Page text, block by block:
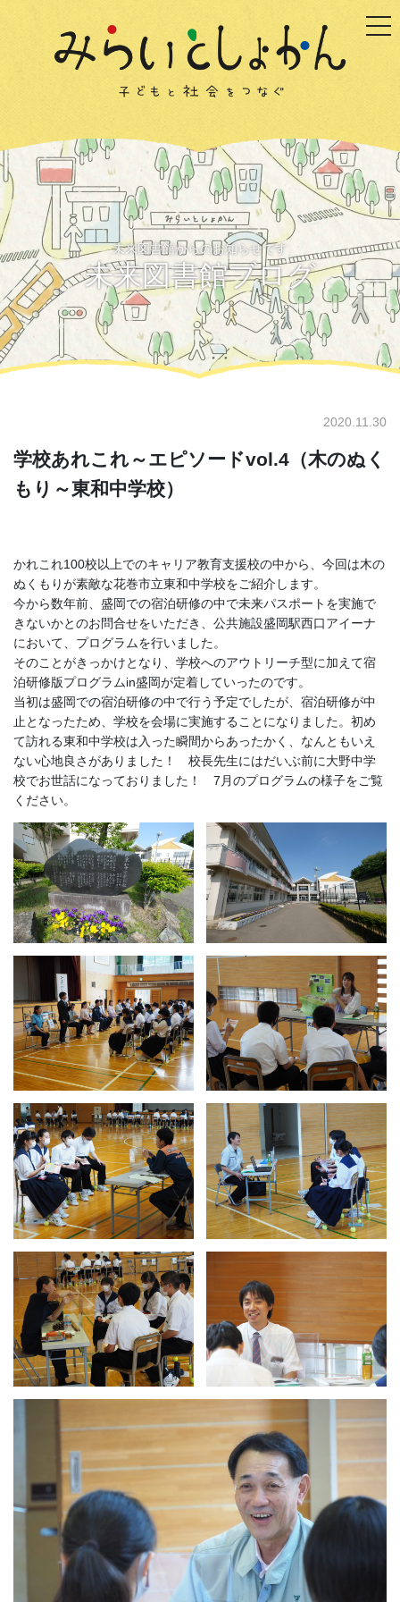
未来図書館からのお知らせです
未来図書館ブログ
2020.11.30
学校あれこれ～エピソードvol.4（木のぬく
もり～東和中学校）
かれこれ100校以上でのキャリア教育支援校の中から、今回は木の
ぬくもりが素敵な花巻市立東和中学校をご紹介します。
今から数年前、盛岡での宿泊研修の中で未来パスポートを実施で
きないかとのお問合せをいただき、公共施設盛岡駅西口アイーナ
において、プログラムを行いました。
そのことがきっかけとなり、学校へのアウトリーチ型に加えて宿
泊研修版プログラムin盛岡が定着していったのです。
当初は盛岡での宿泊研修の中で行う予定でしたが、宿泊研修が中
止となったため、学校を会場に実施することになりました。初め
て訪れる東和中学校は入った瞬間からあったかく、なんともいえ
ない心地良さがありました！ 校長先生にはだいぶ前に大野中学
校でお世話になっておりました！ 7月のプログラムの様子をご覧
ください。